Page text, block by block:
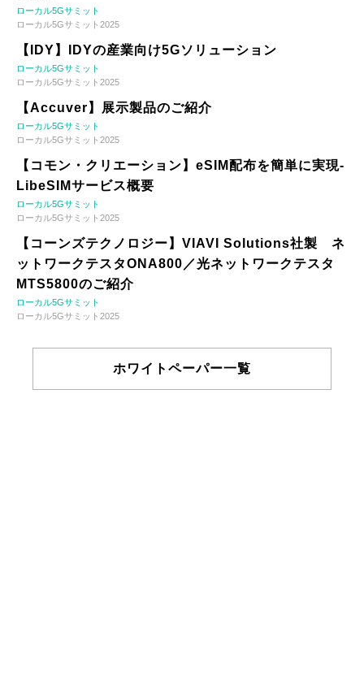
ローカル5Gサミット
ローカル5Gサミット2025
【IDY】IDYの産業向け5Gソリューション
ローカル5Gサミット
ローカル5Gサミット2025
【Accuver】展示製品のご紹介
ローカル5Gサミット
ローカル5Gサミット2025
【コモン・クリエーション】eSIM配布を簡単に実現-
LibeSIMサービス概要
ローカル5Gサミット
ローカル5Gサミット2025
【コーンズテクノロジー】VIAVI Solutions社製 ネ
ットワークテスタONA800／光ネットワークテスタ
MTS5800のご紹介
ローカル5Gサミット
ローカル5Gサミット2025
ホワイトペーパー一覧